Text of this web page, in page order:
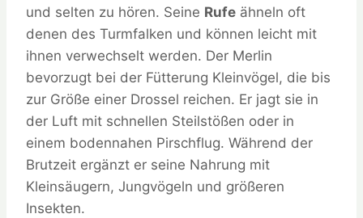
und selten zu hören. Seine Rufe ähneln oft
denen des Turmfalken und können leicht mit
ihnen verwechselt werden. Der Merlin
bevorzugt bei der Fütterung Kleinvögel, die bis
zur Größe einer Drossel reichen. Er jagt sie in
der Luft mit schnellen Steilstößen oder in
einem bodennahen Pirschflug. Während der
Brutzeit ergänzt er seine Nahrung mit
Kleinsäugern, Jungvögeln und größeren
Insekten.